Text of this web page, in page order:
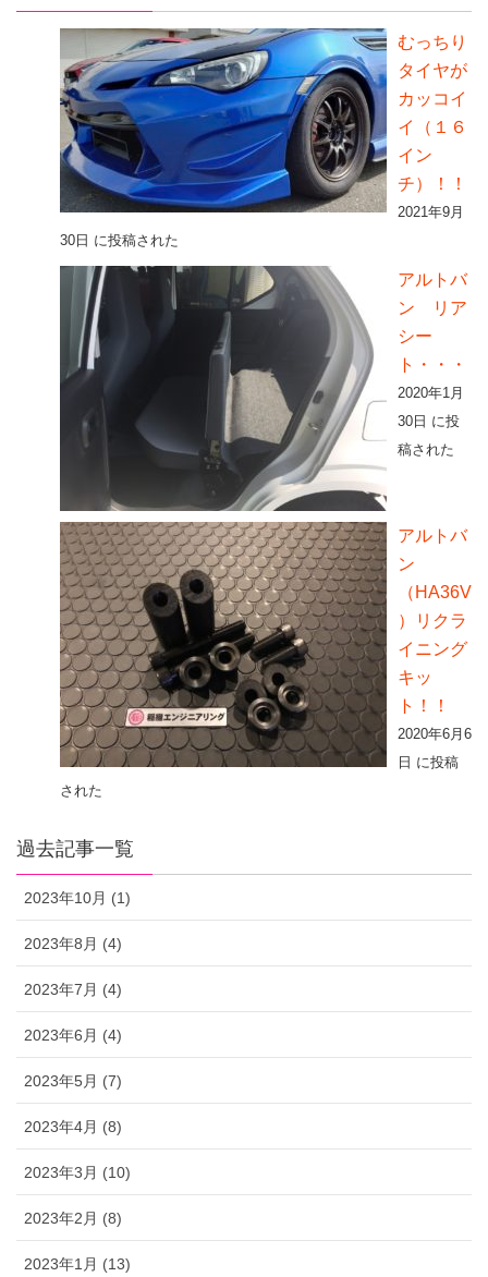
むっちり
タイヤが
カッコイ
イ（１６
イン
チ）！！
2021年9月
30日 に投稿された
アルトバ
ン リア
シー
ト・・・
2020年1月
30日 に投
稿された
アルトバ
ン
（HA36V
）リクラ
イニング
キッ
ト！！
2020年6月6
日 に投稿
された
過去記事一覧
2023年10月 (1)
2023年8月 (4)
2023年7月 (4)
2023年6月 (4)
2023年5月 (7)
2023年4月 (8)
2023年3月 (10)
2023年2月 (8)
2023年1月 (13)